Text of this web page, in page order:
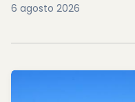
6 agosto 2026